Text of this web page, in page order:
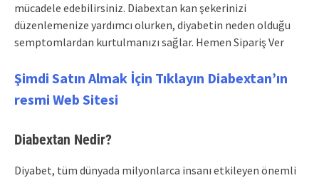
mücadele edebilirsiniz. Diabextan kan şekerinizi
düzenlemenize yardımcı olurken, diyabetin neden olduğu
semptomlardan kurtulmanızı sağlar. Hemen Sipariş Ver
Şimdi Satın Almak İçin Tıklayın Diabextan’ın
resmi Web Sitesi
Diabextan Nedir?
Diyabet, tüm dünyada milyonlarca insanı etkileyen önemli